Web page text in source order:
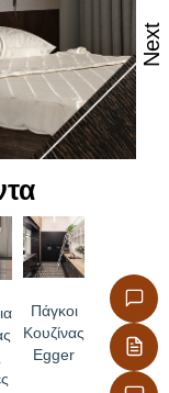
το
Next
Πάγκοι
Κουζίνας
Egger